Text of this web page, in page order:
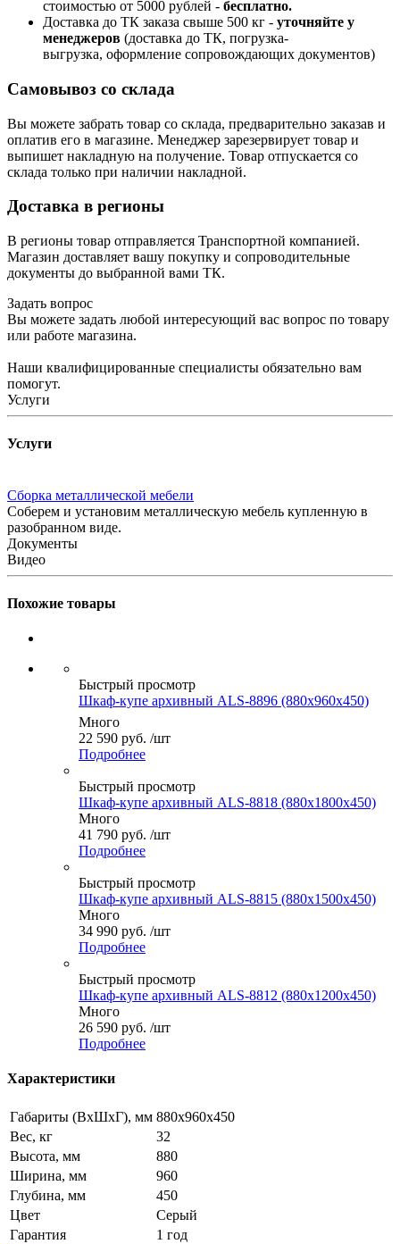
стоимостью от 5000 рублей - бесплатно.
Доставка до ТК заказа свыше 500 кг - уточняйте у
менеджеров (доставка до ТК, погрузка-
выгрузка, оформление сопровождающих документов)
Самовывоз со склада
Вы можете забрать товар со склада, предварительно заказав и
оплатив его в магазине. Менеджер зарезервирует товар и
выпишет накладную на получение. Товар отпускается со
склада только при наличии накладной.
Доставка в регионы
В регионы товар отправляется Транспортной компанией.
Магазин доставляет вашу покупку и сопроводительные
документы до выбранной вами ТК.
Задать вопрос
Вы можете задать любой интересующий вас вопрос по товару
или работе магазина.
Наши квалифицированные специалисты обязательно вам
помогут.
Услуги
Услуги
Сборка металлической мебели
Соберем и установим металлическую мебель купленную в
разобранном виде.
Документы
Видео
Похожие товары
Быстрый просмотр
Шкаф-купе архивный ALS-8896 (880x960x450)
Много
22 590 руб. /шт
Подробнее
Быстрый просмотр
Шкаф-купе архивный ALS-8818 (880x1800x450)
Много
41 790 руб. /шт
Подробнее
Быстрый просмотр
Шкаф-купе архивный ALS-8815 (880x1500x450)
Много
34 990 руб. /шт
Подробнее
Быстрый просмотр
Шкаф-купе архивный ALS-8812 (880x1200x450)
Много
26 590 руб. /шт
Подробнее
Характеристики
Габариты (ВxШxГ), мм 880x960x450
Вес, кг
32
Высота, мм
880
Ширина, мм
960
Глубина, мм
450
Цвет
Серый
Гарантия
1 год